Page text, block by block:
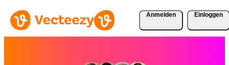
Anmelden Einloggen